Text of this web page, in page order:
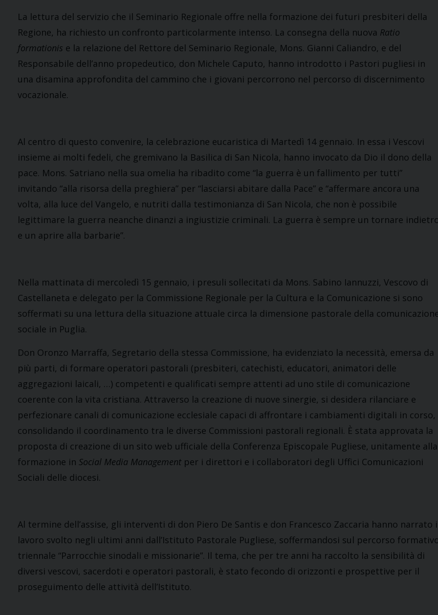
La lettura del servizio che il Seminario Regionale offre nella formazione dei futuri presbiteri della
Regione, ha richiesto un confronto particolarmente intenso. La consegna della nuova Ratio
formationis e la relazione del Rettore del Seminario Regionale, Mons. Gianni Caliandro, e del
Responsabile dell’anno propedeutico, don Michele Caputo, hanno introdotto i Pastori pugliesi in
una disamina approfondita del cammino che i giovani percorrono nel percorso di discernimento
vocazionale.
Al centro di questo convenire, la celebrazione eucaristica di Martedì 14 gennaio. In essa i Vescovi
insieme ai molti fedeli, che gremivano la Basilica di San Nicola, hanno invocato da Dio il dono della
pace. Mons. Satriano nella sua omelia ha ribadito come “la guerra è un fallimento per tutti”
invitando “alla risorsa della preghiera” per “lasciarsi abitare dalla Pace” e “affermare ancora una
volta, alla luce del Vangelo, e nutriti dalla testimonianza di San Nicola, che non è possibile
legittimare la guerra neanche dinanzi a ingiustizie criminali. La guerra è sempre un tornare
e un aprire alla barbarie”.
Nella mattinata di mercoledì 15 gennaio, i presuli sollecitati da Mons. Sabino Iannuzzi, Vescovo di
Castellaneta e delegato per la Commissione Regionale per la Cultura e la Comunicazione si sono
soffermati su una lettura della situazione attuale circa la dimensione pastorale della
sociale in Puglia.
Don Oronzo Marraffa, Segretario della stessa Commissione, ha evidenziato la necessità, emersa da
più parti, di formare operatori pastorali (presbiteri, catechisti, educatori, animatori delle
aggregazioni laicali, …) competenti e qualificati sempre attenti ad uno stile di comunicazione
coerente con la vita cristiana. Attraverso la creazione di nuove sinergie, si desidera rilanciare e
perfezionare canali di comunicazione ecclesiale capaci di affrontare i cambiamenti digitali in corso,
consolidando il coordinamento tra le diverse Commissioni pastorali regionali. È stata approvata la
proposta di creazione di un sito web ufficiale della Conferenza Episcopale Pugliese, unitamente alla
formazione in Social Media Management per i direttori e i collaboratori degli Uffici Comunicazioni
Sociali delle diocesi.
Al termine dell’assise, gli interventi di don Piero De Santis e don Francesco Zaccaria hanno narrato
lavoro svolto negli ultimi anni dall’Istituto Pastorale Pugliese, soffermandosi sul percorso
triennale “Parrocchie sinodali e missionarie”. Il tema, che per tre anni ha raccolto la sensibilità di
diversi vescovi, sacerdoti e operatori pastorali, è stato fecondo di orizzonti e prospettive per il
proseguimento delle attività dell’Istituto.